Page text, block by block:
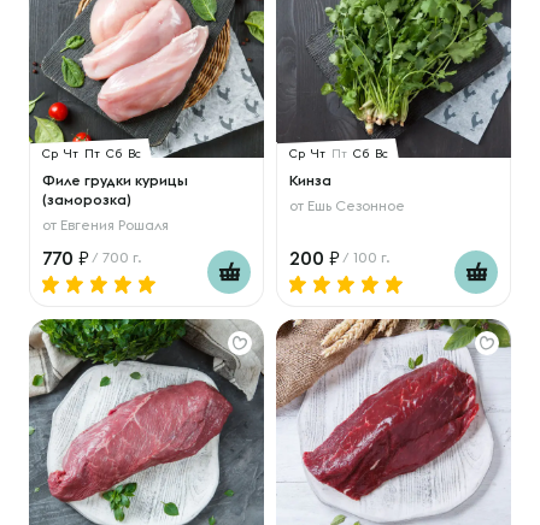
Ср Чт Пт Сб Вс
Филе грудки курицы
(заморозка)
от Евгения Рошаля
770 / 700 г.
Ср Чт Пт Сб Вс
Кинза
от Ешь Сезонное
200 / 100 г.